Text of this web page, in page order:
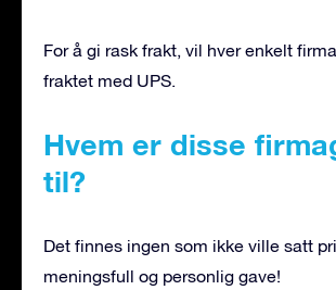
For å gi rask frakt, vil hver enkelt
fraktet med UPS.
Hvem er disse
til?
Det finnes ingen som ikke ville satt
meningsfull og personlig gave!